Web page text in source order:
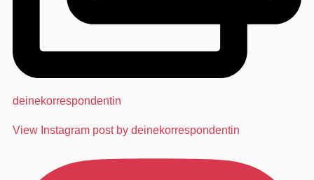
deinekorrespondentin
View Instagram post by deinekorrespondentin